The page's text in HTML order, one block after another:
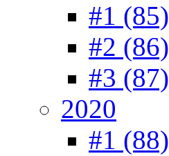
#1 (85)
#2 (86)
#3 (87)
2020
#1 (88)